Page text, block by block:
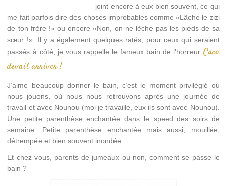
joint encore à eux bien souvent, ce qui
me fait parfois dire des choses improbables comme «Lâche le zizi
de ton frère !» ou encore «Non, on ne lèche pas les pieds de sa
sœur !». Il y a également quelques ratés, pour ceux qui seraient
passés à côté, je vous rappelle le fameux bain de l’horreur Caca
devait arriver !
J’aime beaucoup donner le bain, c’est le moment privilégié où
nous jouons, où nous nous retrouvons après une journée de
travail et avec Nounou (moi je travaille, eux ils sont avec Nounou).
Une petite parenthèse enchantée dans le speed des soirs de
semaine. Petite parenthèse enchantée mais aussi, mouillée,
détrempée et bien souvent inondée.
Et chez vous, parents de jumeaux ou non, comment se passe le
bain ?